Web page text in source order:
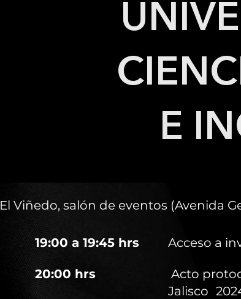
E
El Viñedo, salón de eventos (Avenida
19:00 a 19:45 hrs Acceso a
20:00 hrs
Acto
Jalisco